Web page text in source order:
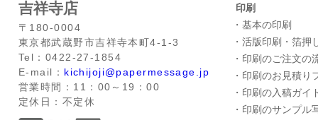
吉祥寺店
〒180-0004
東京都武蔵野市吉祥寺本町4-1-3
Tel：0422-27-1854
E-mail： kichijoji@papermessage.jp
営業時間：11：00～19：00
定休日：不定休
印刷
・基本の印刷
・活版印刷・箔押
・印刷のご注文の
・印刷のお見積り
・印刷の入稿ガイ
・印刷のサンプル